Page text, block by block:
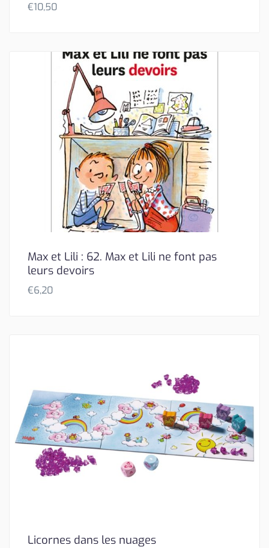
€10,50
Max et Lili : 62. Max et Lili ne font pas
leurs devoirs
€6,20
Licornes dans les nuages